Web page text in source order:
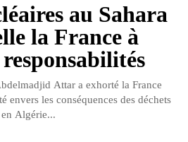
au Sahara
la France à
responsabilités
Attar a exhorté la France
envers les conséquences des déchets
en Algérie...